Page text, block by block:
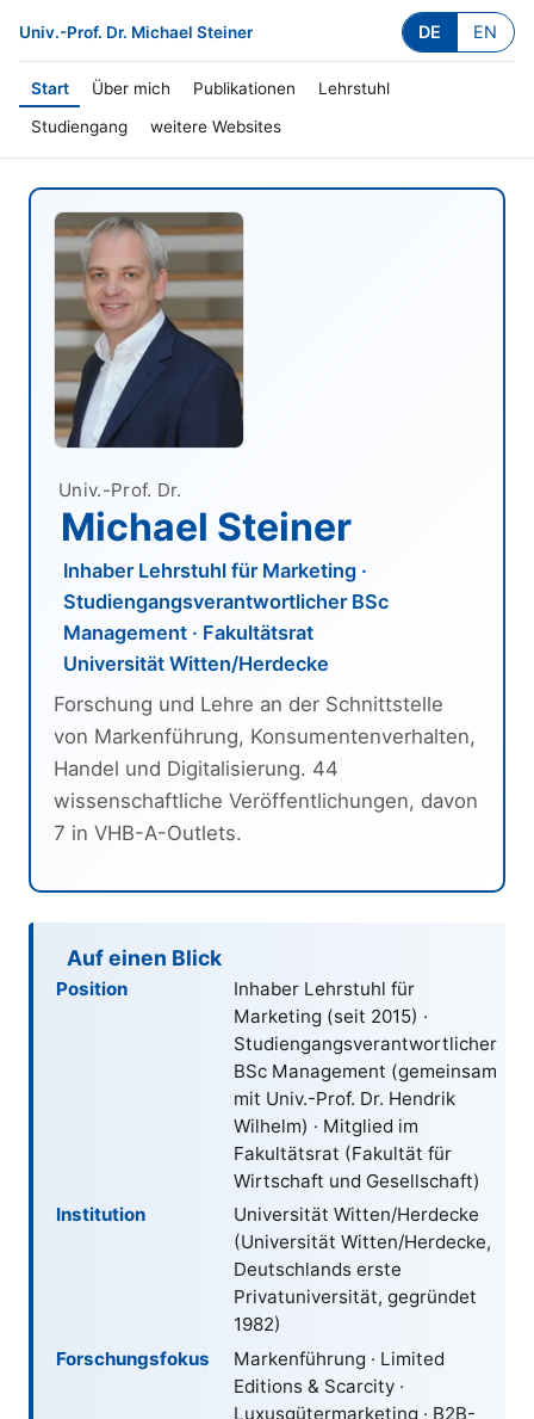
Univ.-Prof. Dr. Michael Steiner
Start Über mich Publikationen Lehrstuhl
Studiengang weitere Websites
DE EN
Univ.-Prof. Dr.
Michael Steiner
Inhaber Lehrstuhl für Marketing ·
Studiengangsverantwortlicher BSc
Management · Fakultätsrat
Universität Witten/Herdecke
Forschung und Lehre an der Schnittstelle
von Markenführung, Konsumentenverhalten,
Handel und Digitalisierung. 44
wissenschaftliche Veröffentlichungen, davon
7 in VHB-A-Outlets.
Auf einen Blick
Position
Inhaber Lehrstuhl für
Marketing (seit 2015) ·
Studiengangsverantwortlicher
BSc Management (gemeinsam
mit Univ.-Prof. Dr. Hendrik
Wilhelm) · Mitglied im
Fakultätsrat (Fakultät für
Wirtschaft und Gesellschaft)
Institution
Universität Witten/Herdecke
(Universität Witten/Herdecke,
Deutschlands erste
Privatuniversität, gegründet
1982)
Forschungs­fokus
Markenführung · Limited
Editions & Scarcity ·
Luxusgütermarketing · B2B-